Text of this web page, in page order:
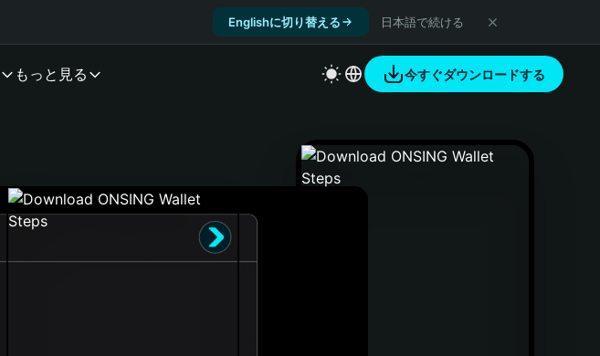
Englishに切り替える 日本語で続ける
もっと見る 今すぐダウンロードする